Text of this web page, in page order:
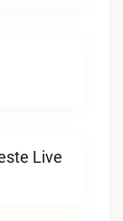
Live